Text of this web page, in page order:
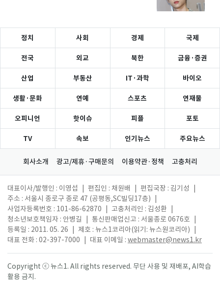
정치 사회 경제 국제
전국 외교 북한 금융·증권
산업 부동산 IT·과학 바이오
생활·문화 연예 스포츠 연재물
오피니언 핫이슈 피플 포토
TV 속보 인기뉴스 주요뉴스
회사소개 광고/제휴·구매문의 이용약관·정책 고충처리
대표이사/발행인 : 이영섭 편집인 : 채원배 편집국장 : 김기성
주소 : 서울시 종로구 종로 47 (공평동,SC빌딩17층)
사업자등록번호 : 101-86-62870
고충처리인 : 김성환
청소년보호책임자 : 안병길
통신판매업신고 : 서울종로 0676호
등록일 : 2011. 05. 26
제호 : 뉴스1코리아(읽기: 뉴스원코리아)
대표 전화 : 02-397-7000
대표 이메일 : webmaster@news1.kr
Copyright ⓒ 뉴스1. All rights reserved. 무단 사용 및 재배포, AI학습
활용 금지.